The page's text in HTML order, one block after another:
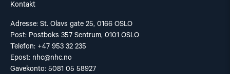
Kontakt
Adresse: St. Olavs gate 25, 0166 OSLO
Post: Postboks 357 Sentrum, 0101 OSLO
Telefon: +47 953 32 235
Epost: nhc@nhc.no
Gavekonto: 5081 05 58927